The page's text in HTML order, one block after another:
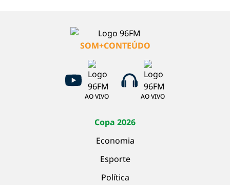
SOM+CONTEÚDO
AO VIVO AO VIVO
Copa 2026
Economia
Esporte
Política